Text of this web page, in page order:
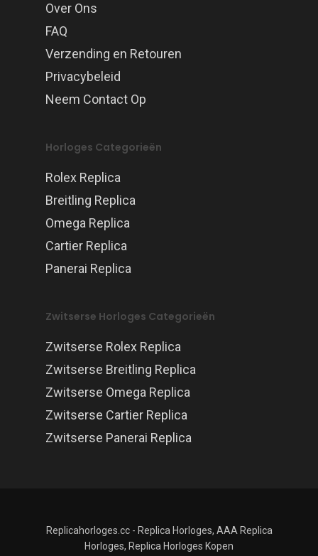
Over Ons
FAQ
Verzending en Retouren
Privacybeleid
Neem Contact Op
Horloges Categorieën
Rolex Replica
Breitling Replica
Omega Replica
Cartier Replica
Panerai Replica
Zwitserse Horloges Categorieën
Zwitserse Rolex Replica
Zwitserse Breitling Replica
Zwitserse Omega Replica
Zwitserse Cartier Replica
Zwitserse Panerai Replica
Replicahorloges.cc - Replica Horloges, AAA Replica
Horloges, Replica Horloges Kopen